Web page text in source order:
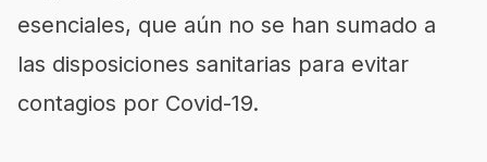
esenciales, que aún no se han sumado a
las disposiciones sanitarias para evitar
contagios por Covid-19.